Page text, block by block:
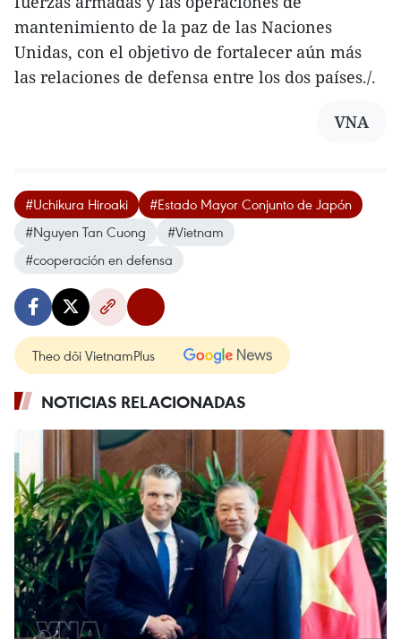
mantenimiento de la paz de las Naciones
Unidas, con el objetivo de fortalecer aún más
las relaciones de defensa entre los dos países./.
VNA
#Uchikura Hiroaki
#Estado Mayor Conjunto de Japón
#Nguyen Tan Cuong
#Vietnam
#cooperación en defensa
Theo dõi VietnamPlus
NOTICIAS RELACIONADAS